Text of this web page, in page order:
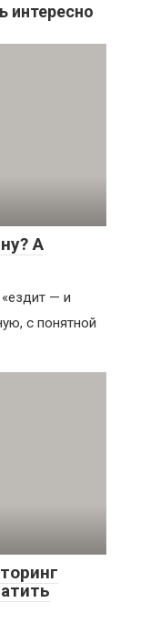
А
— и
с понятной